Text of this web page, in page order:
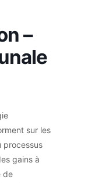
–
sur les
processus
gains à
de